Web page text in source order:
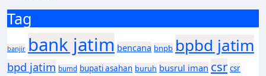
Tag
banjir bank jatim bencana bnpb bpbd jatim
bpd jatim bumd bupati asahan buruh busrul iman csr csr